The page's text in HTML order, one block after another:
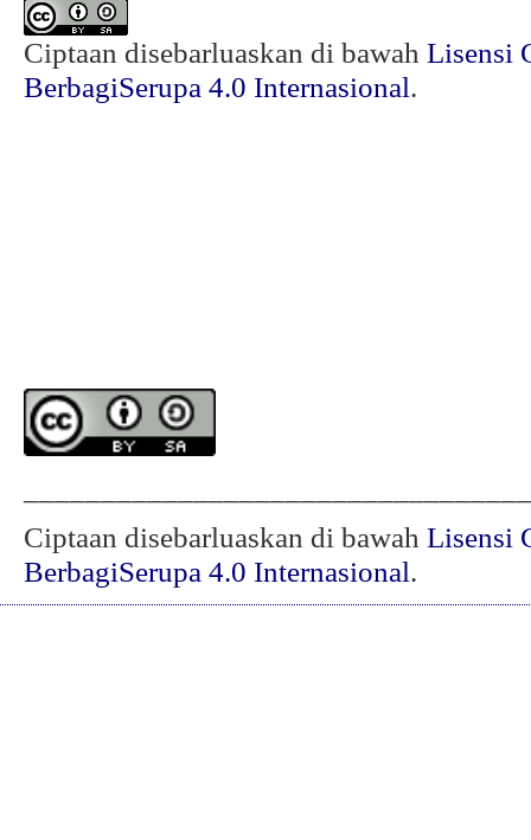
Ciptaan disebarluaskan di bawah Lisensi
BerbagiSerupa 4.0 Internasional.
Ciptaan disebarluaskan di bawah Lisensi
BerbagiSerupa 4.0 Internasional.